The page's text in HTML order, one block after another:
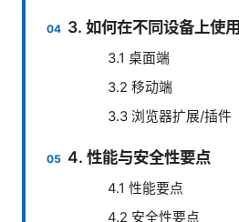
3. 如何在不同设备上使用
3.1 桌面端
3.2 移动端
3.3 浏览器扩展/插件
4. 性能与安全性要点
4.1 性能要点
4.2 安全性要点